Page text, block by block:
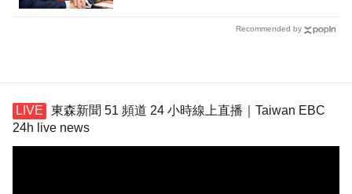
Recommended by
東森新聞 51 頻道 24 小時線上直播｜Taiwan EBC
24h live news